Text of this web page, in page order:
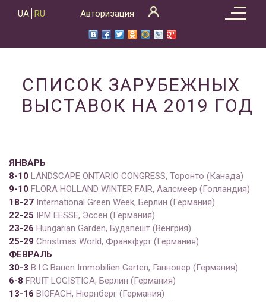
UA RU Авторизация
CПИСОК ЗАРУБЕЖНЫХ
ВЫСТАВОК НА 2019 ГОД
ЯНВАРЬ
8-10 LANDSCAPE ONTARIO CONGRESS, Торонто (Канада)
9-10 FLORA HOLLAND WINTER FAIR, Аалсмеер (Голландия)
18-27 International Green Week, Берлин (Германия)
22-25 IPM EESSE, Эссен (Германия)
23-26 Hungarian Garden, Будапешт (Венгрия)
25-29 Christmas World, Франкфурт (Германия)
ФЕВРАЛЬ
30-3 B.I.G Bauen Immobilien Garten, Ганновер (Германия)
6-8 FRUIT LOGISTICA, Берлин (Германия)
13-16 BIOFACH, Нюрнберг (Германия)